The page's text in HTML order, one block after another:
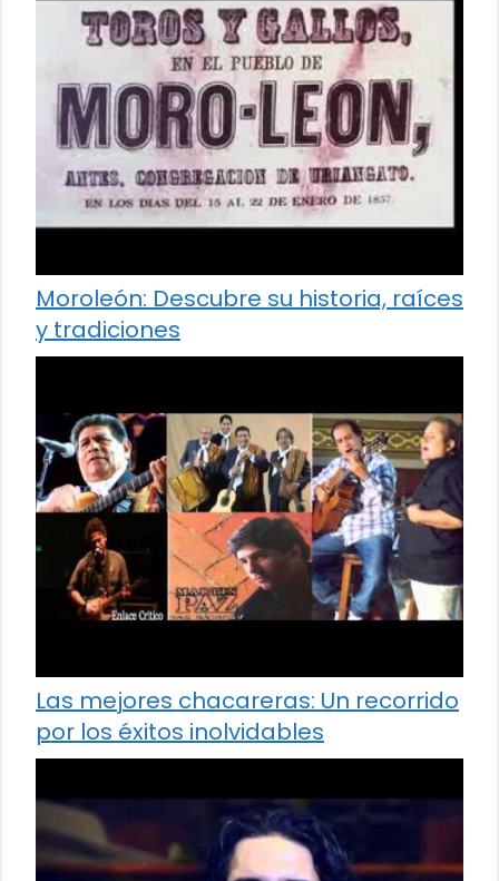
Moroleón: Descubre su historia, raíces
y tradiciones
Las mejores chacareras: Un recorrido
por los éxitos inolvidables